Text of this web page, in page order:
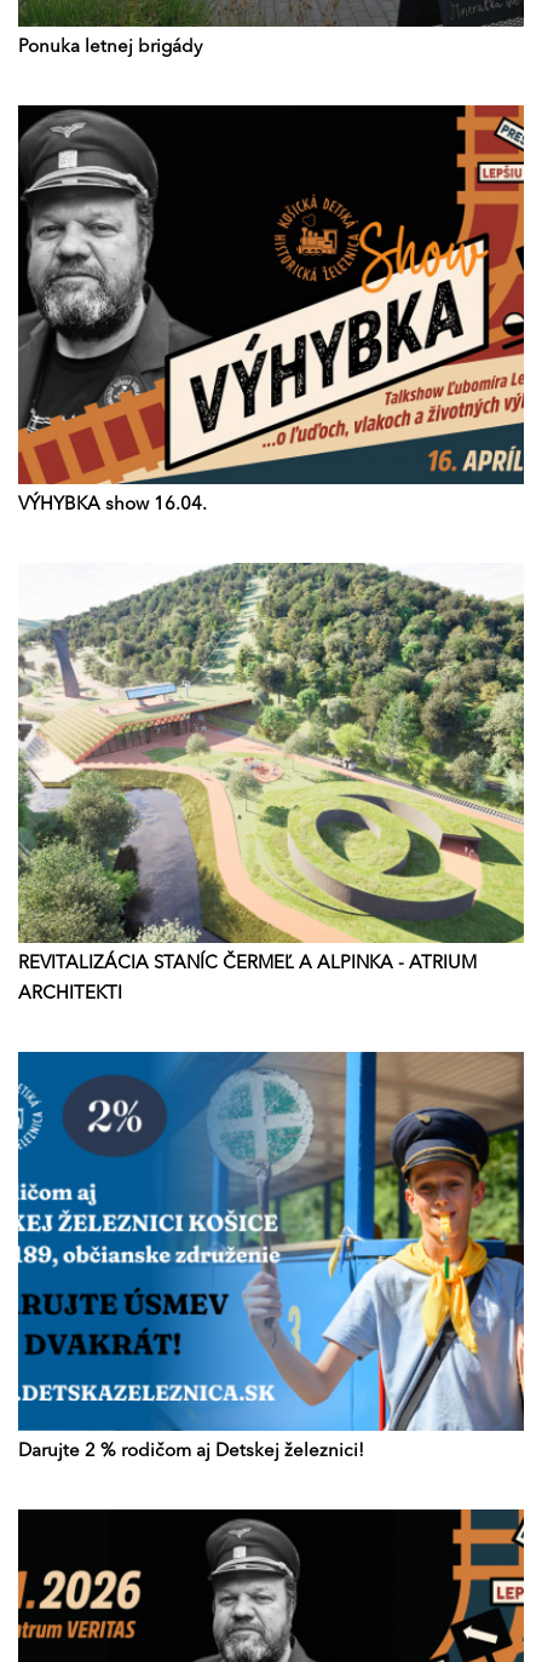
Ponuka letnej brigády
VÝHYBKA show 16.04.
REVITALIZÁCIA STANÍC ČERMEĽ A ALPINKA - ATRIUM
ARCHITEKTI
Darujte 2 % rodičom aj Detskej železnici!